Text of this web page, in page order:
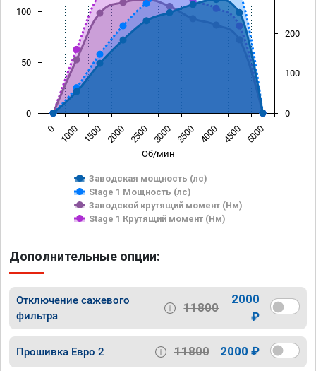
Об/мин
Заводская мощность (лс)
Stage 1 Мощность (лс)
Заводской крутящий момент (Нм)
Stage 1 Крутящий момент (Нм)
0 1000 1500 2000 2500 3000 3500 4000 4500 5000
0
50
100
0
100
200
Дополнительные опции:
Отключение сажевого
фильтра
11800
2000
₽
Прошивка Евро 2 11800 2000 ₽